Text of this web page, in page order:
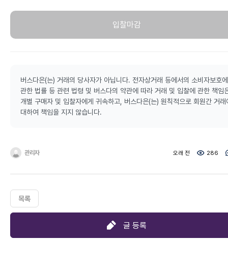
입찰마감
버스다은(는) 거래의 당사자가 아닙니다. 전자상거래 등에서의 소비자보호에
관한 법률 등 관련 법령 및 버스다의 약관에 따라 거래 및 입찰에 관한 책임
개별 구매자 및 입찰자에게 귀속하고, 버스다은(는) 원칙적으로 회원간 거래
대하여 책임을 지지 않습니다.
관리자 오래 전 286
목록
글 등록